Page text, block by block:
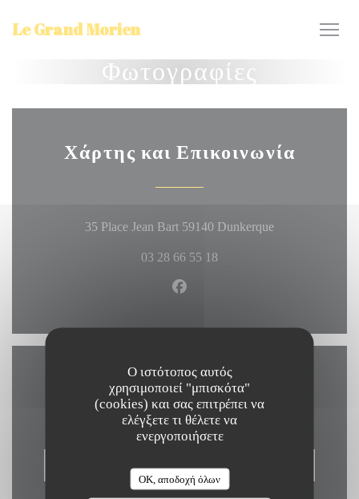
Ο ιστότοπος αυτός
χρησιμοποιεί "μπισκότα"
(cookies) και σας επιτρέπει να
ελέγξετε τι θέλετε να
ενεργοποιήσετε
OK, αποδοχή όλων
Le Grand Morien
Φωτογραφίες
Χάρτης και Επικοινωνία
35 Place Jean Bart 59140 Dunkerque((ανοίγει σε
03 28 66 55 18
Facebook ((ανοίγει σε νέο
Επικοινωνήστε μαζί μας
ΚΆΝΤΕ ΚΡΆΤΗΣΗ ΤΡΑΠΕΖΙΟΎ